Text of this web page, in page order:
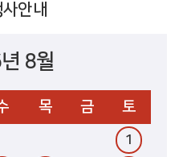
안내
8월
목 금 토
1